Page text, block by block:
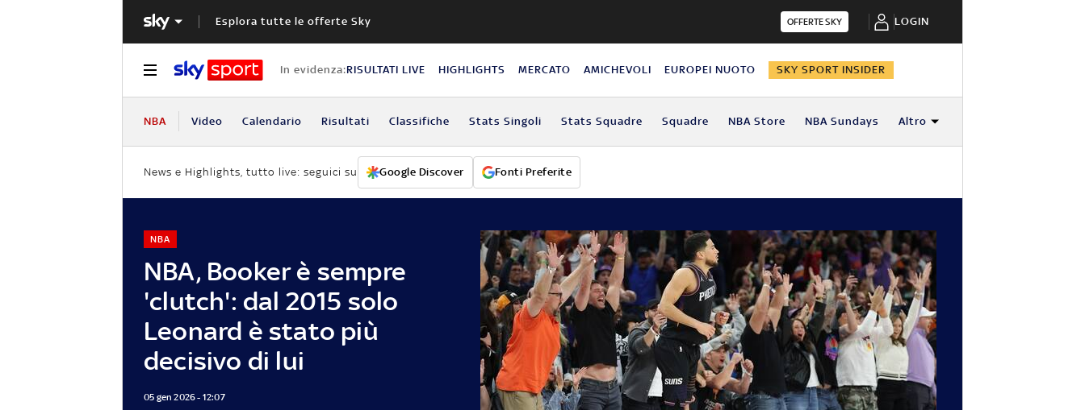
Esplora tutte le offerte Sky OFFERTE SKY LOGIN
In evidenza:RISULTATI LIVE HIGHLIGHTS MERCATO AMICHEVOLI EUROPEI NUOTO SKY SPORT INSIDER
NBA Video Calendario Risultati Classifiche Stats Singoli Stats Squadre Squadre NBA Store NBA Sundays Altro
News e Highlights, tutto live: seguici su Google Discover Fonti Preferite
NBA, Booker è sempre
'clutch': dal 2015 solo
Leonard è stato più
decisivo di lui
NBA
05 gen 2026 - 12:07